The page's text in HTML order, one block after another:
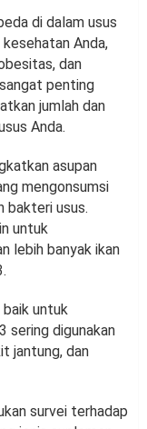
di dalam usus
Anda,
dan
penting
jumlah dan
Anda.
asupan
mengonsumsi
bakteri usus.
untuk
lebih banyak ikan
untuk
sering digunakan
jantung, dan
survei terhadap